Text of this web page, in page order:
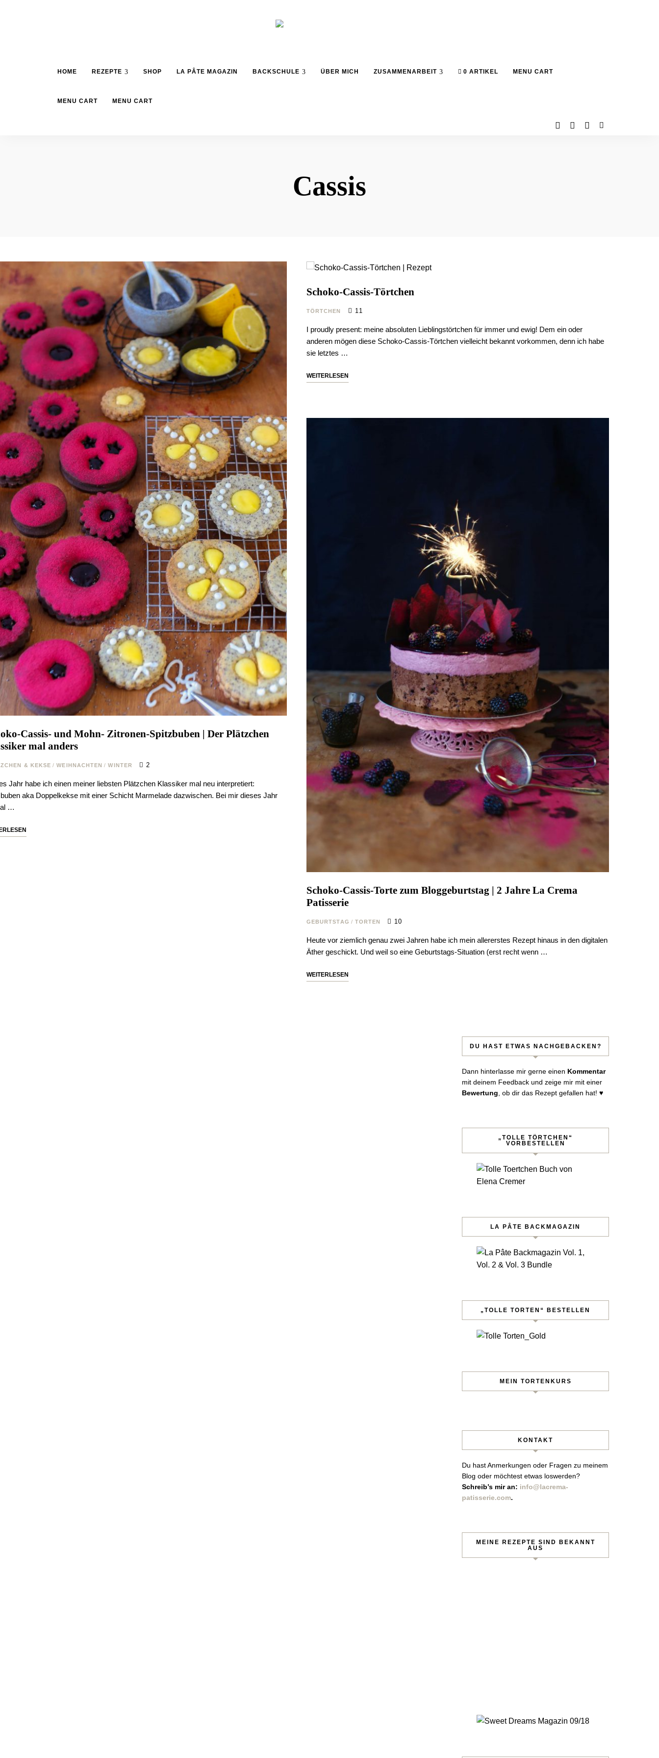
HOME REZEPTE SHOP LA PÂTE MAGAZIN BACKSCHULE ÜBER MICH ZUSAMMENARBEIT 0 ARTIKEL MENU CART
MENU CART MENU CART
Cassis
Cassis- und Mohn- Zitronen-Spitzbuben | Der Plätzchen
mal anders
& KEKSE / WEIHNACHTEN / WINTER 2
Jahr habe ich einen meiner liebsten Plätzchen Klassiker mal neu interpretiert:
aka Doppelkekse mit einer Schicht Marmelade dazwischen. Bei mir dieses Jahr
…
Schoko-Cassis-Törtchen
TÖRTCHEN 11
I proudly present: meine absoluten Lieblingstörtchen für immer und ewig! Dem ein oder
anderen mögen diese Schoko-Cassis-Törtchen vielleicht bekannt vorkommen, denn ich habe
sie letztes …
WEITERLESEN
Schoko-Cassis-Torte zum Bloggeburtstag | 2 Jahre La Crema
Patisserie
GEBURTSTAG / TORTEN 10
Heute vor ziemlich genau zwei Jahren habe ich mein allererstes Rezept hinaus in den digitalen
Äther geschickt. Und weil so eine Geburtstags-Situation (erst recht wenn …
WEITERLESEN
DU HAST ETWAS NACHGEBACKEN?
Dann hinterlasse mir gerne einen Kommentar
mit deinem Feedback und zeige mir mit einer
Bewertung , ob dir das Rezept gefallen hat! ♥︎
„TOLLE TÖRTCHEN“
VORBESTELLEN
LA PÂTE BACKMAGAZIN
„TOLLE TORTEN“ BESTELLEN
MEIN TORTENKURS
KONTAKT
Du hast Anmerkungen oder Fragen zu meinem
Blog oder möchtest etwas loswerden?
Schreib’s mir an: info@lacrema-
patisserie.com.
MEINE REZEPTE SIND BEKANNT
AUS
Nie wieder ein Rezept verpassen!
Verpasse kein Rezept mehr und erhalte regelmäßig neue Rezepte per Mail.